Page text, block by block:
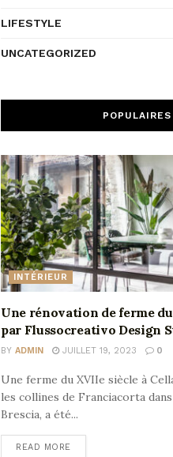
LIFESTYLE
UNCATEGORIZED
POPULAIRES
INTÉRIEUR
Une rénovation de ferme
par Flussocreativo Design
BY ADMIN JUILLET 19, 2023 0
Une ferme du XVIIe siècle à
les collines de Franciacorta
Brescia, a été...
READ MORE